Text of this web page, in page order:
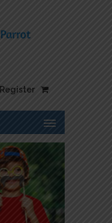
Register